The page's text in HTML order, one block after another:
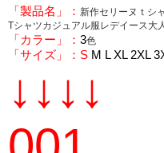
「製品名」： 新作セリーヌｔシ
Tシャツカジュアル服レデイース大
「カラー」： 3色
「サイズ」：S M L XL 2XL
↓↓↓↓